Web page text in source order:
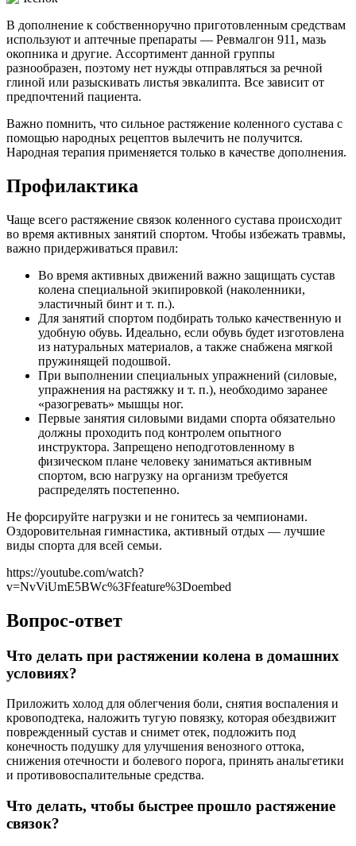
В дополнение к собственноручно приготовленным средствам
используют и аптечные препараты — Ревмалгон 911, мазь
окопника и другие. Ассортимент данной группы
разнообразен, поэтому нет нужды отправляться за речной
глиной или разыскивать листья эвкалипта. Все зависит от
предпочтений пациента.
Важно помнить, что сильное растяжение коленного сустава с
помощью народных рецептов вылечить не получится.
Народная терапия применяется только в качестве дополнения.
Профилактика
Чаще всего растяжение связок коленного сустава происходит
во время активных занятий спортом. Чтобы избежать травмы,
важно придерживаться правил:
Во время активных движений важно защищать сустав
колена специальной экипировкой (наколенники,
эластичный бинт и т. п.).
Для занятий спортом подбирать только качественную и
удобную обувь. Идеально, если обувь будет изготовлена
из натуральных материалов, а также снабжена мягкой
пружинящей подошвой.
При выполнении специальных упражнений (силовые,
упражнения на растяжку и т. п.), необходимо заранее
«разогревать» мышцы ног.
Первые занятия силовыми видами спорта обязательно
должны проходить под контролем опытного
инструктора. Запрещено неподготовленному в
физическом плане человеку заниматься активным
спортом, всю нагрузку на организм требуется
распределять постепенно.
Не форсируйте нагрузки и не гонитесь за чемпионами.
Оздоровительная гимнастика, активный отдых — лучшие
виды спорта для всей семьи.
https://youtube.com/watch?
v=NvViUmE5BWc%3Ffeature%3Doembed
Вопрос-ответ
Что делать при растяжении колена в домашних
условиях?
Приложить холод для облегчения боли, снятия воспаления и
кровоподтека, наложить тугую повязку, которая обездвижит
поврежденный сустав и снимет отек, подложить под
конечность подушку для улучшения венозного оттока,
снижения отечности и болевого порога, принять анальгетики
и противовоспалительные средства.
Что делать, чтобы быстрее прошло растяжение
связок?